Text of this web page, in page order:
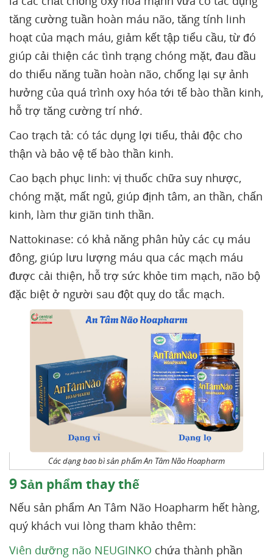
tăng cường tuần hoàn máu não, tăng tính linh
hoạt của mạch máu, giảm kết tập tiểu cầu, từ đó
giúp cải thiện các tình trạng chóng mặt, đau đầu
do thiểu năng tuần hoàn não, chống lại sự ảnh
hưởng của quá trình oxy hóa tới tế bào thần kinh,
hỗ trợ tăng cường trí nhớ.
Cao trạch tả: có tác dụng lợi tiểu, thải độc cho
thận và bảo vệ tế bào thần kinh.
Cao bạch phục linh: vị thuốc chữa suy nhược,
chóng mặt, mất ngủ, giúp định tâm, an thần, chấn
kinh, làm thư giãn tinh thần.
Nattokinase: có khả năng phân hủy các cụ máu
đông, giúp lưu lượng máu qua các mạch máu
được cải thiện, hỗ trợ sức khỏe tim mạch, não bộ
đặc biệt ở người sau đột quỵ do tắc mạch.
Các dạng bao bì sản phẩm An Tâm Não Hoapharm
9 Sản phẩm thay thế
Nếu sản phẩm An Tâm Não Hoapharm hết hàng,
quý khách vui lòng tham khảo thêm:
Viên dưỡng não NEUGINKO chứa thành phần